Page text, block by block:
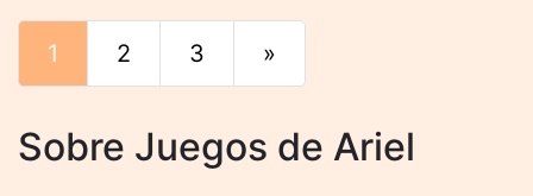
1 2 3 »
Sobre Juegos de Ariel